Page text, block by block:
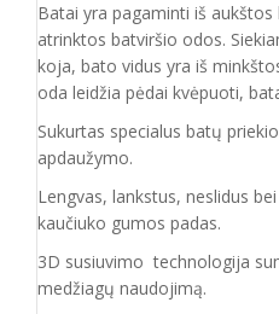
Batai yra pagaminti iš aukštos
atrinktos batviršio odos.
koja, bato vidus yra iš
oda leidžia pėdai kvėpuoti,
Sukurtas specialus batų
apdaužymo.
Lengvas, lankstus, neslidus
kaučiuko gumos padas.
3D susiuvimo technologija
medžiagų naudojimą.